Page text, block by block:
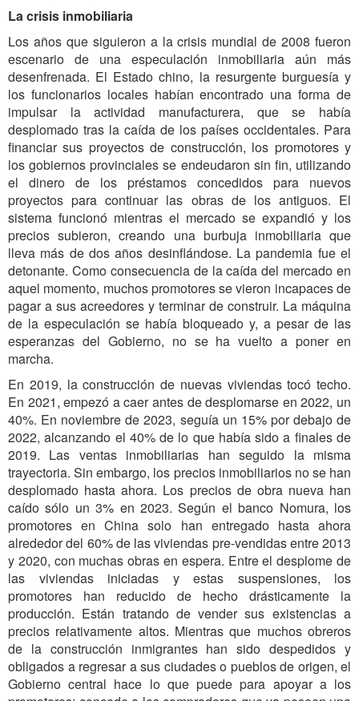
La crisis inmobiliaria
Los años que siguieron a la crisis mundial de 2008 fueron
escenario de una especulación inmobiliaria aún más
desenfrenada. El Estado chino, la resurgente burguesía y
los funcionarios locales habían encontrado una forma de
impulsar la actividad manufacturera, que se había
desplomado tras la caída de los países occidentales. Para
financiar sus proyectos de construcción, los promotores y
los gobiernos provinciales se endeudaron sin fin, utilizando
el dinero de los préstamos concedidos para nuevos
proyectos para continuar las obras de los antiguos. El
sistema funcionó mientras el mercado se expandió y los
precios subieron, creando una burbuja inmobiliaria que
lleva más de dos años desinflándose. La pandemia fue el
detonante. Como consecuencia de la caída del mercado en
aquel momento, muchos promotores se vieron incapaces de
pagar a sus acreedores y terminar de construir. La máquina
de la especulación se había bloqueado y, a pesar de las
esperanzas del Gobierno, no se ha vuelto a poner en
marcha.
En 2019, la construcción de nuevas viviendas tocó techo.
En 2021, empezó a caer antes de desplomarse en 2022, un
40%. En noviembre de 2023, seguía un 15% por debajo de
2022, alcanzando el 40% de lo que había sido a finales de
2019. Las ventas inmobiliarias han seguido la misma
trayectoria. Sin embargo, los precios inmobiliarios no se han
desplomado hasta ahora. Los precios de obra nueva han
caído sólo un 3% en 2023. Según el banco Nomura, los
promotores en China solo han entregado hasta ahora
alrededor del 60% de las viviendas pre-vendidas entre 2013
y 2020, con muchas obras en espera. Entre el desplome de
las viviendas iniciadas y estas suspensiones, los
promotores han reducido de hecho drásticamente la
producción. Están tratando de vender sus existencias a
precios relativamente altos. Mientras que muchos obreros
de la construcción inmigrantes han sido despedidos y
obligados a regresar a sus ciudades o pueblos de origen, el
Gobierno central hace lo que puede para apoyar a los